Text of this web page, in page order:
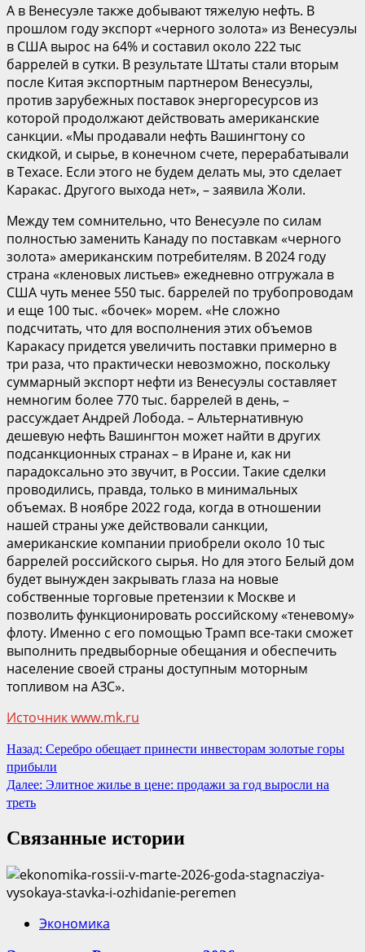
А в Венесуэле также добывают тяжелую нефть. В
прошлом году экспорт «черного золота» из Венесуэлы
в США вырос на 64% и составил около 222 тыс
баррелей в сутки. В результате Штаты стали вторым
после Китая экспортным партнером Венесуэлы,
против зарубежных поставок энергоресурсов из
которой продолжают действовать американские
санкции. «Мы продавали нефть Вашингтону со
скидкой, и сырье, в конечном счете, перерабатывали
в Техасе. Если этого не будем делать мы, это сделает
Каракас. Другого выхода нет», – заявила Жоли.
Между тем сомнительно, что Венесуэле по силам
полностью заменить Канаду по поставкам «черного
золота» американским потребителям. В 2024 году
страна «кленовых листьев» ежедневно отгружала в
США чуть менее 550 тыс. баррелей по трубопроводам
и еще 100 тыс. «бочек» морем. «Не сложно
подсчитать, что для восполнения этих объемов
Каракасу придется увеличить поставки примерно в
три раза, что практически невозможно, поскольку
суммарный экспорт нефти из Венесуэлы составляет
немногим более 770 тыс. баррелей в день, –
рассуждает Андрей Лобода. – Альтернативную
дешевую нефть Вашингтон может найти в других
подсанкционных странах – в Иране и, как ни
парадоксально это звучит, в России. Такие сделки
проводились, правда, только в минимальных
объемах. В ноябре 2022 года, когда в отношении
нашей страны уже действовали санкции,
американские компании приобрели около 10 тыс
баррелей российского сырья. Но для этого Белый дом
будет вынужден закрывать глаза на новые
собственные торговые претензии к Москве и
позволить функционировать российскому «теневому»
флоту. Именно с его помощью Трамп все-таки сможет
выполнить предвыборные обещания и обеспечить
население своей страны доступным моторным
топливом на АЗС».
Источник www.mk.ru
Продолжить
чтение
Назад: Серебро обещает принести инвесторам золотые горы
прибыли
Далее: Элитное жилье в цене: продажи за год выросли на
треть
Связанные истории
Экономика